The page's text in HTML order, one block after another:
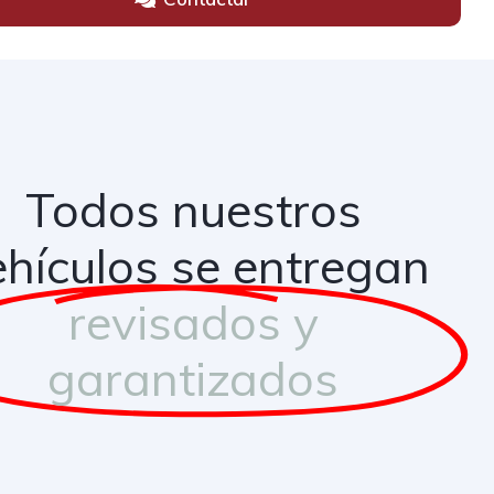
Todos nuestros
se entregan
revisados y
garantizados